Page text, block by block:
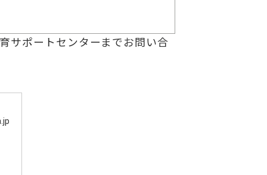
サポートセンターまでお問い合